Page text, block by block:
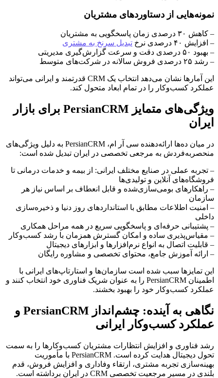
نمونه‌هایی از دستاوردهای مشتریان
– کاهش ۳۰ درصدی زمان پاسخگویی به مشتریان
– افزایش ۴۰ درصدی نرخ
تبدیل سرنخ به مشتری
– بهبود ۵۰ درصدی دقت و سرعت گزارش‌گیری مدیریتی
– رشد ۲۵ درصدی فروش سالانه در شرکت‌های متوسط
این آمارها نشان می‌دهد انتخاب یک CRM قدرتمند و ایرانی می‌تواند
عملکرد کسب‌وکار را در تمام ابعاد متحول کند.
ویژگی‌های متمایز PersianCRM برای بازار
ایران
در میان ده‌ها ارائه‌دهنده سی آر ام، PersianCRM به دلیل ویژگی‌های
منحصربه‌فردش به مرجعی تخصصی در ایران تبدیل شده است:
– تجربه عملی در صنایع مختلف ایرانی: از بیمه و خدمات درمانی تا
فروشگاه‌های آنلاین و تولیدی‌ها
– راهکارهای بومی‌سازی‌شده و قابل انعطاف بر اساس نیاز هر
سازمان
– امنیت اطلاعات مطابق با استانداردهای روز دنیا و ذخیره‌سازی
داخلی
– پشتیبانی حرفه‌ای و پاسخگویی سریع در همه مراحل همکاری
– مقیاس‌پذیری ساده و امکان گسترش همزمان با رشد کسب‌وکار
– قابلیت اتصال به انواع نرم‌افزارها و ابزارهای دیجیتال
– ارائه آموزش جامع، محتوای تخصصی و مشاوره رایگان
این تمایزها سبب شده است سازمان‌ها و استارتاپ‌های ایرانی با
اطمینان PersianCRM را به عنوان شریک فناوری خود انتخاب کنند و
عملکرد کسب‌وکار خود را بهبود بخشند.
نگاهی به آینده: چشم‌انداز PersianCRM و
عملکرد کسب‌وکار ایرانی
رشد فناوری و افزایش انتظارات مشتریان کسب‌وکارها را به سمت
تحول دیجیتال هدایت کرده است. PersianCRM با مأموریت
بهینه‌سازی تجربه مشتری، ارتقاء وفاداری و افزایش فروش، قدم
بلندی در مسیر مرجعیت تخصصی CRM در ایران برداشته است.